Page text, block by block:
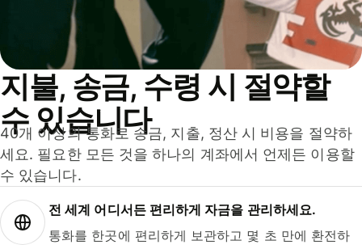
지불, 송금, 수령 시 절약할
수 있습니다
40개 이상의 통화로 송금, 지출, 정산 시 비용을 절약하
세요. 필요한 모든 것을 하나의 계좌에서 언제든 이용할
수 있습니다.
전 세계 어디서든 편리하게 자금을 관리하세요.
통화를 한곳에 편리하게 보관하고 몇 초 만에 환전하